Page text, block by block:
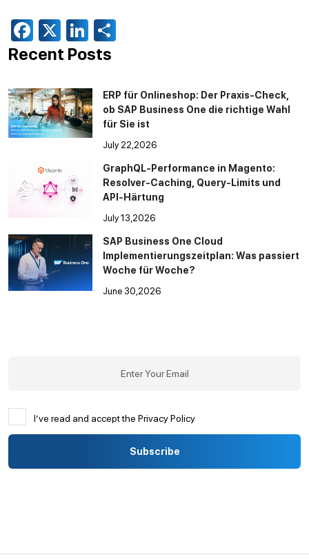
Facebook
X LinkedIn
Recent Posts
ERP für Onlineshop: Der Praxis-Check,
ob SAP Business One die richtige Wahl
für Sie ist
July 22,2026
GraphQL-Performance in Magento:
Resolver-Caching, Query-Limits und
API-Härtung
July 13,2026
SAP Business One Cloud
Implementierungszeitplan: Was passiert
Woche für Woche?
June 30,2026
I’ve read and accept the Privacy Policy